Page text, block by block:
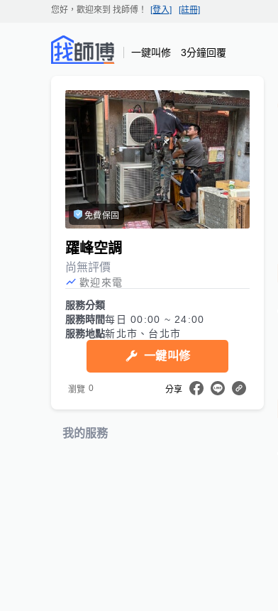
您好，歡迎來到 找師傅 ！ [登入] [註冊]
一鍵叫修 3分鐘回覆
免費保固
躍峰空調
尚無評價
歡迎來電
服務分類
服務時間每日 00:00 ~ 24:00
服務地點新北市、台北市
一鍵叫修
瀏覽 0 分享
我的服務